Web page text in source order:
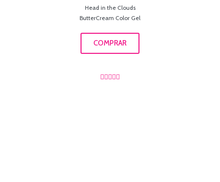
Head in the Clouds
ButterCream Color Gel
COMPRAR
